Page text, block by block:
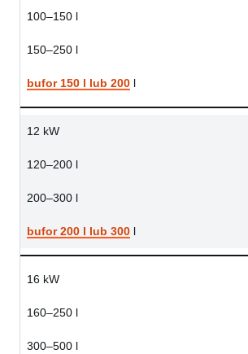
100–150 l
150–250 l
bufor 150 l lub 200 l
12 kW
120–200 l
200–300 l
bufor 200 l lub 300 l
16 kW
160–250 l
300–500 l